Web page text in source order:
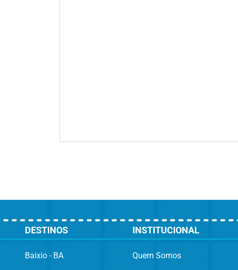
DESTINOS
Baixio - BA
INSTITUCIONAL
Quem Somos